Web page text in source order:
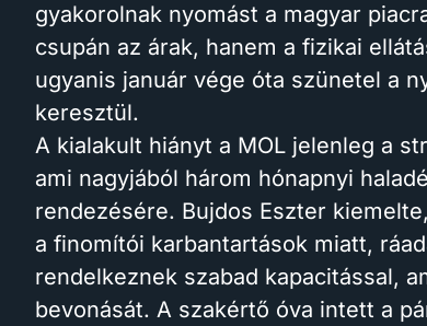
gyakorolnak nyomást a magyar
csupán az árak, hanem a fizikai
ugyanis január vége óta szünetel a
keresztül.
A kialakult hiányt a MOL jelenleg a
ami nagyjából három hónapnyi
rendezésére. Bujdos Eszter
a finomítói karbantartások miatt,
rendelkeznek szabad kapacitással,
bevonását. A szakértő óva intett a